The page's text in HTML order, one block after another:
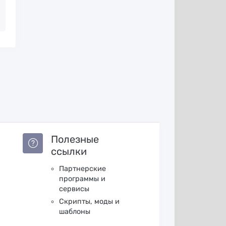
Полезные
ссылки
Партнерские
программы и
сервисы
Скрипты, моды и
шаблоны